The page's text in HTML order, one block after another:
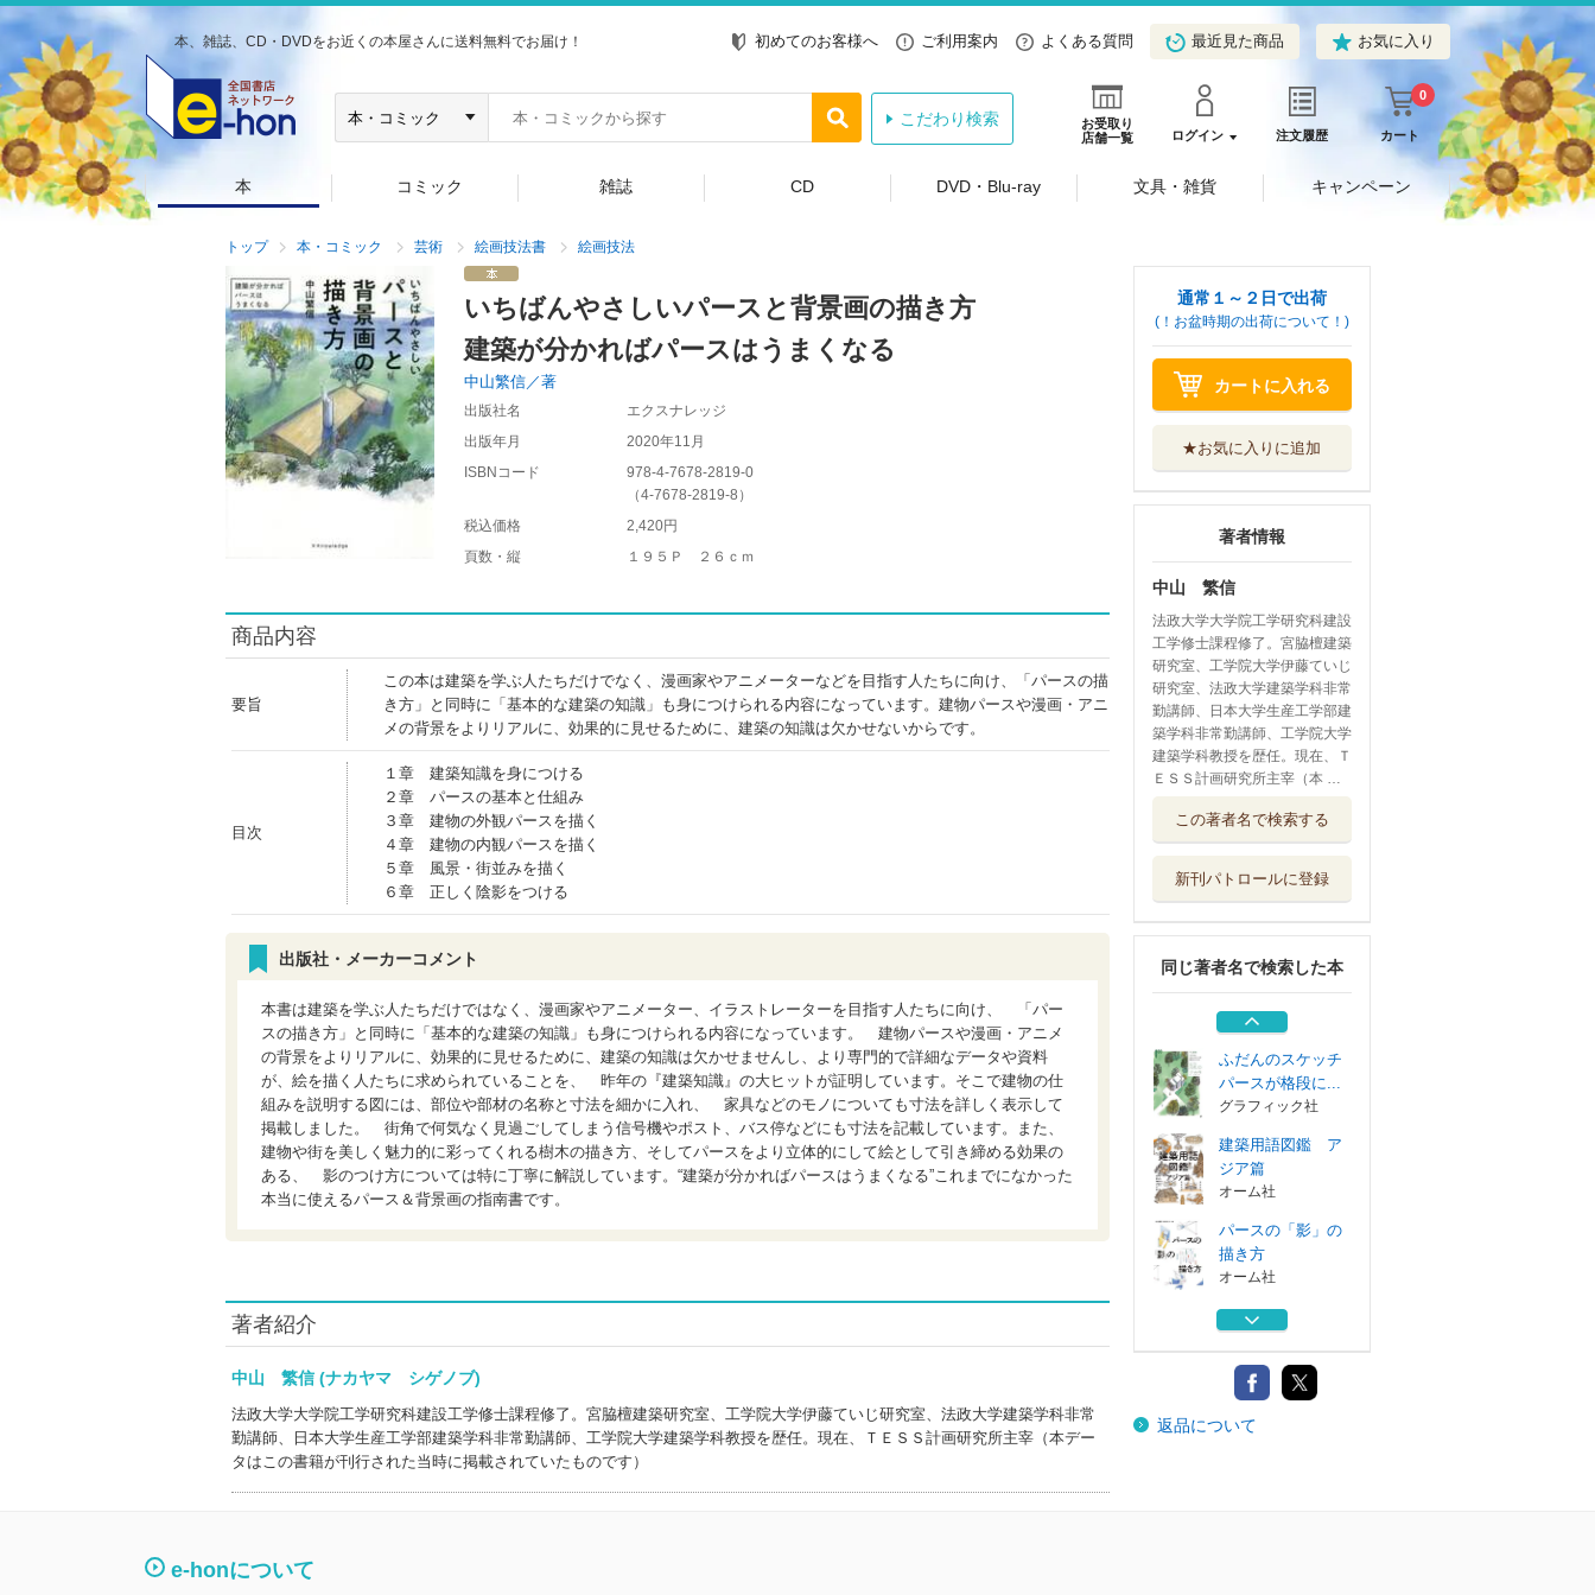
本、雑誌、CD・DVDをお近くの本屋さんに送料無料でお届け！ 初めてのお客様へ ご利用案内 よくある質問 最近見た商品 お気に入り
お受取り
店舗一覧
ログイン 注文履歴 カート
0
こだわり検索
本 コミック 雑誌 CD DVD・Blu-ray 文具・雑貨 キャンペーン
トップ 本・コミック 芸術 絵画技法書 絵画技法
いちばんやさしいパースと背景画の描き方
建築が分かればパースはうまくなる
中山繁信／著
出版社名
エクスナレッジ
出版年月
2020年11月
ISBNコード
978-4-7678-2819-0
（4-7678-2819-8 ）
税込価格
2,420円
頁数・縦
１９５Ｐ ２６ｃｍ
商品内容
要旨
この本は建築を学ぶ人たちだけでなく、漫画家やアニメーターなどを目指す人たちに向け、「パースの描
き方」と同時に「基本的な建築の知識」も身につけられる内容になっています。建物パースや漫画・アニ
メの背景をよりリアルに、効果的に見せるために、建築の知識は欠かせないからです。
目次
１章 建築知識を身につける
２章 パースの基本と仕組み
３章 建物の外観パースを描く
４章 建物の内観パースを描く
５章 風景・街並みを描く
６章 正しく陰影をつける
出版社・メーカーコメント
本書は建築を学ぶ人たちだけではなく、漫画家やアニメーター、イラストレーターを目指す人たちに向け、 「パー
スの描き方」と同時に「基本的な建築の知識」も身につけられる内容になっています。 建物パースや漫画・アニメ
の背景をよりリアルに、効果的に見せるために、建築の知識は欠かせませんし、より専門的で詳細なデータや資料
が、絵を描く人たちに求められていることを、 昨年の『建築知識』の大ヒットが証明しています。そこで建物の仕
組みを説明する図には、部位や部材の名称と寸法を細かに入れ、 家具などのモノについても寸法を詳しく表示して
掲載しました。 街角で何気なく見過ごしてしまう信号機やポスト、バス停などにも寸法を記載しています。また、
建物や街を美しく魅力的に彩ってくれる樹木の描き方、そしてパースをより立体的にして絵として引き締める効果の
ある、 影のつけ方については特に丁寧に解説しています。“建築が分かればパースはうまくなる”これまでになかった
本当に使えるパース＆背景画の指南書です。
著者紹介
中山 繁信 (ナカヤマ シゲノブ)
法政大学大学院工学研究科建設工学修士課程修了。宮脇檀建築研究室、工学院大学伊藤ていじ研究室、法政大学建築学科非常
勤講師、日本大学生産工学部建築学科非常勤講師、工学院大学建築学科教授を歴任。現在、ＴＥＳＳ計画研究所主宰（本デー
タはこの書籍が刊行された当時に掲載されていたものです）
通常１～２日で出荷
(！お盆時期の出荷について！)
カートに入れる
★お気に入りに追加
著者情報
中山 繁信
法政大学大学院工学研究科建設
工学修士課程修了。宮脇檀建築
研究室、工学院大学伊藤ていじ
研究室、法政大学建築学科非常
勤講師、日本大学生産工学部建
築学科非常勤講師、工学院大学
建築学科教授を歴任。現在、Ｔ
ＥＳＳ計画研究所主宰（本 …
この著者名で検索する
新刊パトロールに登録
同じ著者名で検索した本
描き方
世界で一番美しい
エクスナレッジ
美しく暮らす間取
り○と×
エクスナレッジ
ふだんのスケッチ
パースが格段に...
グラフィック社
建築用語図鑑 ア
ジア篇
オーム社
パースの「影」の
描き方
オーム社
世界で一番美しい
エクスナレッジ
美しく暮らす間取
り○と×
返品について
e-honについて